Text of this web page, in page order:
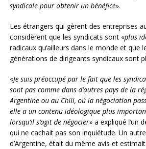
syndicale pour obtenir un bénéfice».
Les étrangers qui gèrent des entreprises
considèrent que les syndicats sont «plus
radicaux qu’ailleurs dans le monde et que
générations de dirigeants syndicaux sont
«Je suis préoccupé par le fait que les
sont pas comme dans d’autres pays de la
Argentine ou au Chili, où la négociation
elle a un contenu idéologique plus
lorsqu’il s’agit de négocier» a expliqué l’un
qui ne cachait pas son inquiétude. Un
d’Argentine, était du même avis et